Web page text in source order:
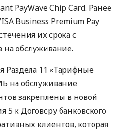
PayWave Chip Card. Ранее
Business Premium Pay
их срока с
на обслуживание.
Раздела 11 «Тарифные
на обслуживание
закреплены в новой
к Договору банковского
клиентов, которая